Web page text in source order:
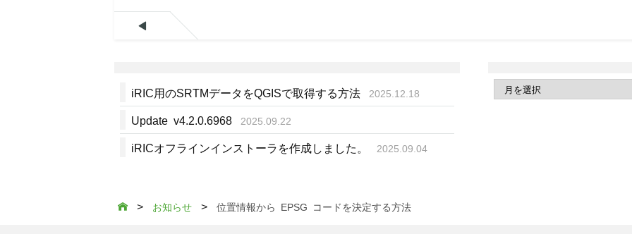

iRIC用のSRTMデータをQGISで取得する方法 2025.12.18
Update v4.2.0.6968 2025.09.22
iRICオフラインインストーラを作成しました。 2025.09.04
 > お知らせ > 位置情報から EPSG コードを決定する方法